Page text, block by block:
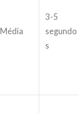
Média
3-5
segundo
s